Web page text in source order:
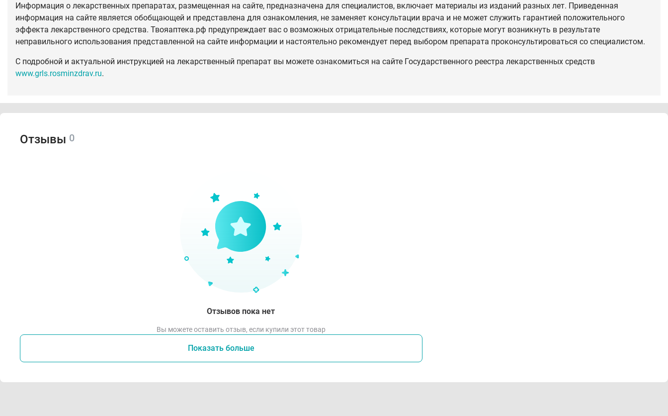
Информация о лекарственных препаратах, размещенная на сайте, предназначена для специалистов, включает материалы из изданий разных лет. Приведенная
информация на сайте является обобщающей и представлена для ознакомления, не заменяет консультации врача и не может служить гарантией положительного
эффекта лекарственного средства. Твояаптека.рф предупреждает вас о возможных отрицательные последствиях, которые могут возникнуть в результате
неправильного использования представленной на сайте информации и настоятельно рекомендует перед выбором препарата проконсультироваться со специалистом.
С подробной и актуальной инструкцией на лекарственный препарат вы можете ознакомиться на сайте Государственного реестра лекарственных средств
www.grls.rosminzdrav.ru.
Отзывы 0
Отзывов пока нет
Вы можете оставить отзыв, если купили этот товар
Показать больше